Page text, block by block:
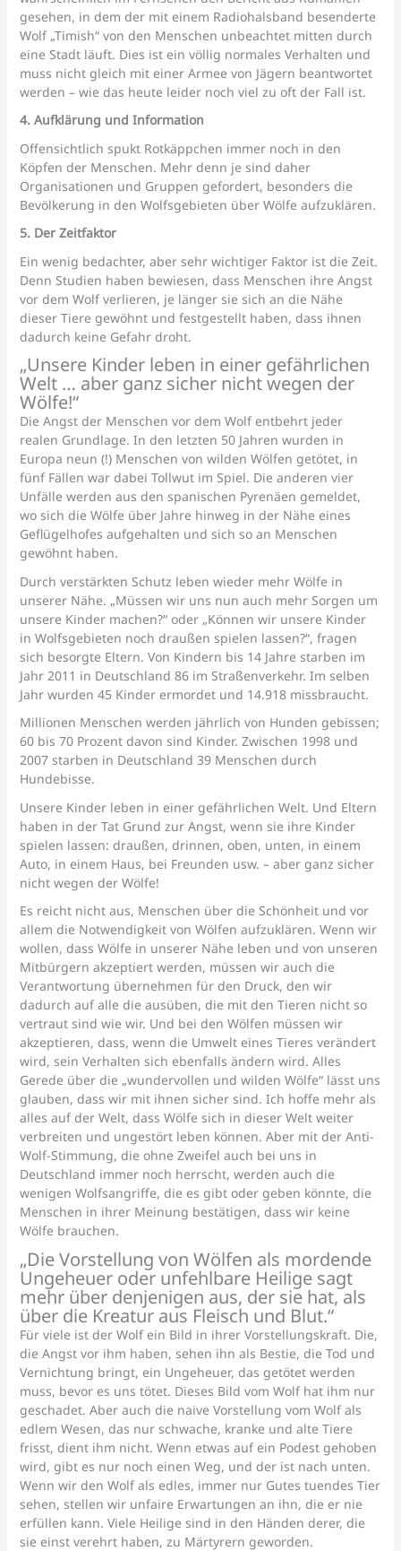
gesehen, in dem der mit einem Radiohalsband besenderte
Wolf „Timish“ von den Menschen unbeachtet mitten durch
eine Stadt läuft. Dies ist ein völlig normales Verhalten und
muss nicht gleich mit einer Armee von Jägern beantwortet
werden – wie das heute leider noch viel zu oft der Fall ist.
4. Aufklärung und Information
Offensichtlich spukt Rotkäppchen immer noch in den
Köpfen der Menschen. Mehr denn je sind daher
Organisationen und Gruppen gefordert, besonders die
Bevölkerung in den Wolfsgebieten über Wölfe aufzuklären.
5. Der Zeitfaktor
Ein wenig bedachter, aber sehr wichtiger Faktor ist die Zeit.
Denn Studien haben bewiesen, dass Menschen ihre Angst
vor dem Wolf verlieren, je länger sie sich an die Nähe
dieser Tiere gewöhnt und festgestellt haben, dass ihnen
dadurch keine Gefahr droht.
„Unsere Kinder leben in einer gefährlichen
Welt … aber ganz sicher nicht wegen der
Wölfe!“
Die Angst der Menschen vor dem Wolf entbehrt jeder
realen Grundlage. In den letzten 50 Jahren wurden in
Europa neun (!) Menschen von wilden Wölfen getötet, in
fünf Fällen war dabei Tollwut im Spiel. Die anderen vier
Unfälle werden aus den spanischen Pyrenäen gemeldet,
wo sich die Wölfe über Jahre hinweg in der Nähe eines
Geflügelhofes aufgehalten und sich so an Menschen
gewöhnt haben.
Durch verstärkten Schutz leben wieder mehr Wölfe in
unserer Nähe. „Müssen wir uns nun auch mehr Sorgen um
unsere Kinder machen?“ oder „Können wir unsere Kinder
in Wolfsgebieten noch draußen spielen lassen?“, fragen
sich besorgte Eltern. Von Kindern bis 14 Jahre starben im
Jahr 2011 in Deutschland 86 im Straßenverkehr. Im selben
Jahr wurden 45 Kinder ermordet und 14.918 missbraucht.
Millionen Menschen werden jährlich von Hunden gebissen;
60 bis 70 Prozent davon sind Kinder. Zwischen 1998 und
2007 starben in Deutschland 39 Menschen durch
Hundebisse.
Unsere Kinder leben in einer gefährlichen Welt. Und Eltern
haben in der Tat Grund zur Angst, wenn sie ihre Kinder
spielen lassen: draußen, drinnen, oben, unten, in einem
Auto, in einem Haus, bei Freunden usw. – aber ganz sicher
nicht wegen der Wölfe!
Es reicht nicht aus, Menschen über die Schönheit und vor
allem die Notwendigkeit von Wölfen aufzuklären. Wenn wir
wollen, dass Wölfe in unserer Nähe leben und von unseren
Mitbürgern akzeptiert werden, müssen wir auch die
Verantwortung übernehmen für den Druck, den wir
dadurch auf alle die ausüben, die mit den Tieren nicht so
vertraut sind wie wir. Und bei den Wölfen müssen wir
akzeptieren, dass, wenn die Umwelt eines Tieres verändert
wird, sein Verhalten sich ebenfalls ändern wird. Alles
Gerede über die „wundervollen und wilden Wölfe“ lässt uns
glauben, dass wir mit ihnen sicher sind. Ich hoffe mehr als
alles auf der Welt, dass Wölfe sich in dieser Welt weiter
verbreiten und ungestört leben können. Aber mit der Anti-
Wolf-Stimmung, die ohne Zweifel auch bei uns in
Deutschland immer noch herrscht, werden auch die
wenigen Wolfsangriffe, die es gibt oder geben könnte, die
Menschen in ihrer Meinung bestätigen, dass wir keine
Wölfe brauchen.
„Die Vorstellung von Wölfen als mordende
Ungeheuer oder unfehlbare Heilige sagt
mehr über denjenigen aus, der sie hat, als
über die Kreatur aus Fleisch und Blut.“
Für viele ist der Wolf ein Bild in ihrer Vorstellungskraft. Die,
die Angst vor ihm haben, sehen ihn als Bestie, die Tod und
Vernichtung bringt, ein Ungeheuer, das getötet werden
muss, bevor es uns tötet. Dieses Bild vom Wolf hat ihm nur
geschadet. Aber auch die naive Vorstellung vom Wolf als
edlem Wesen, das nur schwache, kranke und alte Tiere
frisst, dient ihm nicht. Wenn etwas auf ein Podest gehoben
wird, gibt es nur noch einen Weg, und der ist nach unten.
Wenn wir den Wolf als edles, immer nur Gutes tuendes Tier
sehen, stellen wir unfaire Erwartungen an ihn, die er nie
erfüllen kann. Viele Heilige sind in den Händen derer, die
sie einst verehrt haben, zu Märtyrern geworden.